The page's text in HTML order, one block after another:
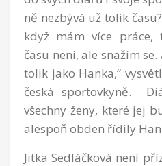
ně nezbývá už tolik
když mám více práce,
času není, ale snažím
tolik jako Hanka,“
česká sportovkyně.
všechny ženy, které jej
alespoň obden řídily
Jitka Sedláčková není